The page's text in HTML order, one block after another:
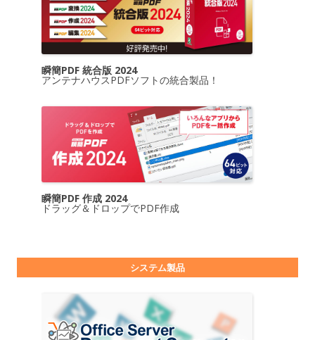
瞬簡PDF 統合版 2024
アンテナハウスPDFソフトの統合製品！
瞬簡PDF 作成 2024
ドラッグ＆ドロップでPDF作成
システム製品